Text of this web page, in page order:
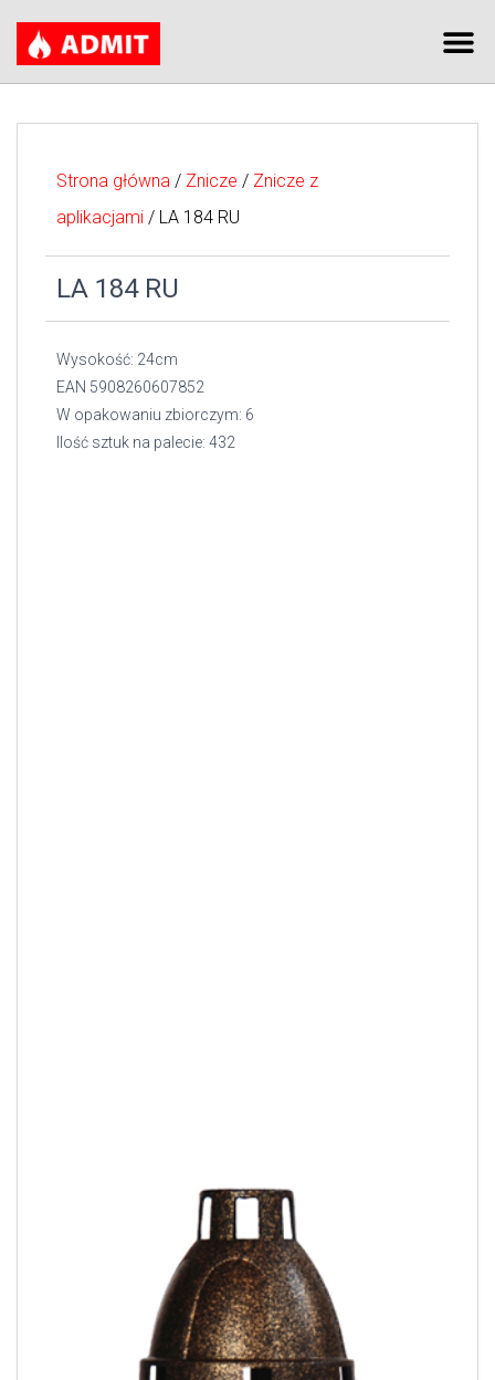
Strona główna / Znicze / Znicze z
aplikacjami / LA 184 RU
LA 184 RU
Wysokość: 24cm
EAN 5908260607852
W opakowaniu zbiorczym: 6
Ilość sztuk na palecie: 432